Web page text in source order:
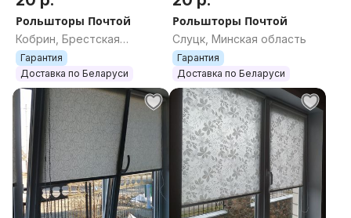
Рольшторы Почтой
Кобрин, Брестская
область
Гарантия
Доставка по Беларуси
Рольшторы Почтой
Слуцк, Минская область
Гарантия
Доставка по Беларуси